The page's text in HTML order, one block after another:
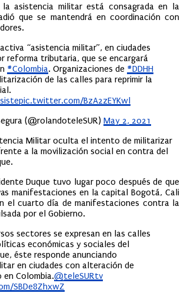
la asistencia militar está consagrada en la
que se mantendrá en coordinación con
activa “asistencia militar”, en ciudades
reforma tributaria, que se encargará
#Colombia. Organizaciones de #DDHH
de las calles para reprimir la
pic.twitter.com/BzA2zEYKwl
(@rolandoteleSUR) May 2, 2021
Militar oculta el intento de militarizar
a la movilización social en contra del
Duque tuvo lugar poco después de que
manifestaciones en la capital Bogotá, Cali
el cuarto día de manifestaciones contra la
por el Gobierno.
sectores se expresan en las calles
económicas y sociales del
éste responde anunciando
en ciudades con alteración de
en Colombia.@teleSURtv
SBDe8ZhxwZ